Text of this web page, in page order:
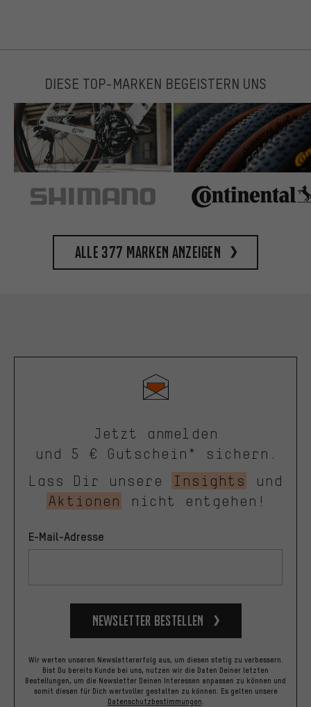
DIESE TOP-MARKEN BEGEISTERN UNS
Alle 377 Marken anzeigen
Jetzt anmelden
und 5 € Gutschein* sichern.
Lass Dir unsere
Insights
und
Aktionen
nicht entgehen!
E-Mail-Adresse
Newsletter bestellen
Wir werten unseren Newslettererfolg aus, um diesen stetig zu verbessern.
Bist Du bereits Kunde bei uns, nutzen wir die Daten Deiner letzten
Bestellungen, um die Newsletter Deinen Interessen anpassen zu können und
somit diesen für Dich wertvoller gestalten zu können. Es gelten unsere
Datenschutzbestimmungen.